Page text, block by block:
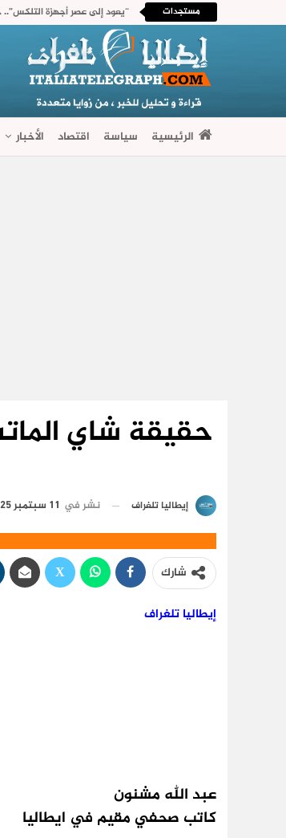
مستجدات “يعود إلى عصر أجهزة
الرئيسية سياسة اقتصاد الأخبار
حقيقة شاي
إيطاليا تلغراف نشر في 11 سبتمبر 2025 الساعة 22 و 20 دقيقة
شارك
إيطاليا تلغراف
عبد الله مشنون
كاتب صحفي مقيم في ايطاليا